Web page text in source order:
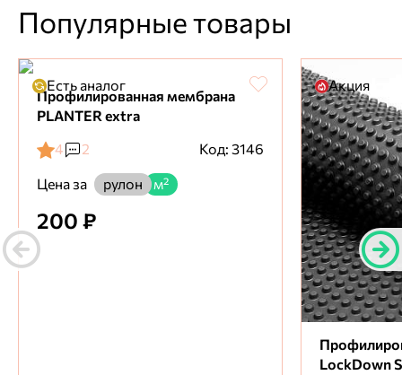
Популярные товары
Есть аналог
Профилированная мембрана
PLANTER extra
4
2
Код: 3146
Цена за
рулон м²
200 ₽
Акция
LockDown